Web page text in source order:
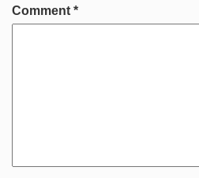
Comment *